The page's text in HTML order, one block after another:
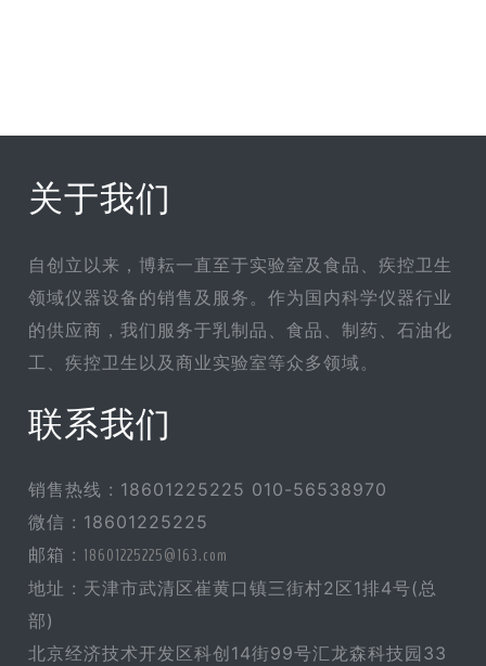
关于我们
自创立以来，博耘一直至于实验室及食品、疾控卫生
领域仪器设备的销售及服务。作为国内科学仪器行业
的供应商，我们服务于乳制品、食品、制药、石油化
工、疾控卫生以及商业实验室等众多领域。
联系我们
销售热线 : 18601225225 010-56538970
微信 : 18601225225
邮箱 : 18601225225@163.com
地址 : 天津市武清区崔黄口镇三街村2区1排4号(总
部)
北京经济技术开发区科创14街99号汇龙森科技园33